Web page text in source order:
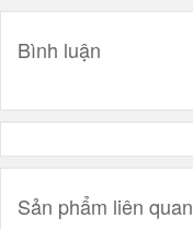
Bình luận
Sản phẩm liên quan